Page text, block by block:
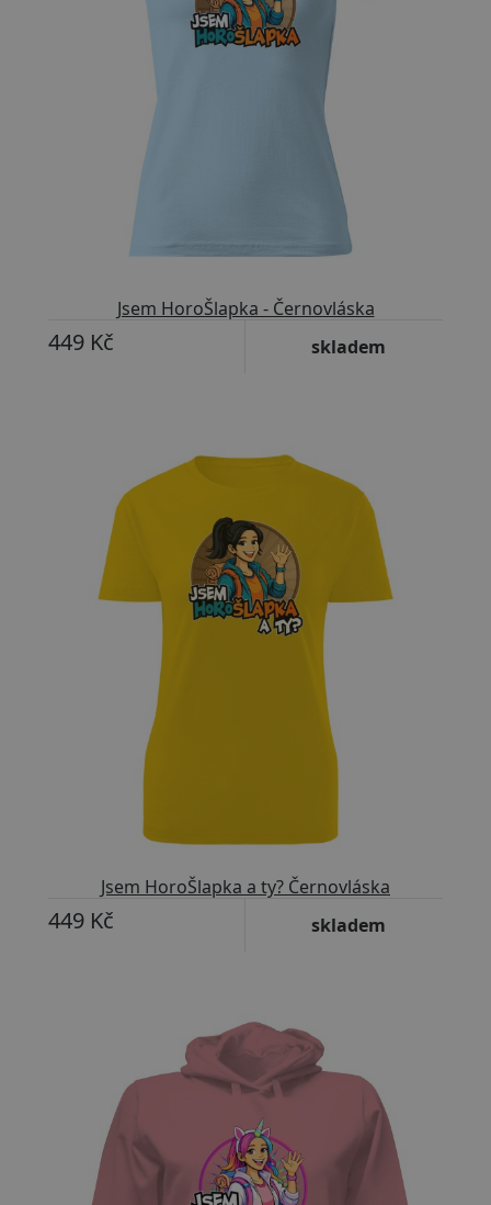
Jsem HoroŠlapka - Černovláska
449 Kč skladem
Přizpůsobitelný motiv
Jsem HoroŠlapka a ty? Černovláska
449 Kč skladem
Přizpůsobitelný motiv